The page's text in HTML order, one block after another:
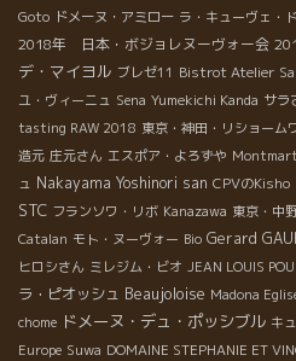
Goto ドメーヌ・アミロー ラ・キューヴェ・
2018年 日本・ボジョレヌーヴォー会
デ・マイヨル ブレゼ11 Bistrot Atelier
ユ・ヴィーニュ Sena Yumekichi Kanda サラ
tasting RAW 2018 東京・神田・リショーム
造元 庄元さん エスポア・よろずや
ュ Nakayama Yoshinori san CPVのKisho
STC フランソワ・リボ Kanazawa 東京・中
Catalan モト・ヌーヴォー Bio Gerard
ヒロシさん ミレジム・ビオ JEAN LOUIS
ラ・ピオッシュ Beaujoloise Madona
chome ドメーヌ・デュ・ポッシブル キ
Europe Suwa DOMAINE STEPHANIE ET